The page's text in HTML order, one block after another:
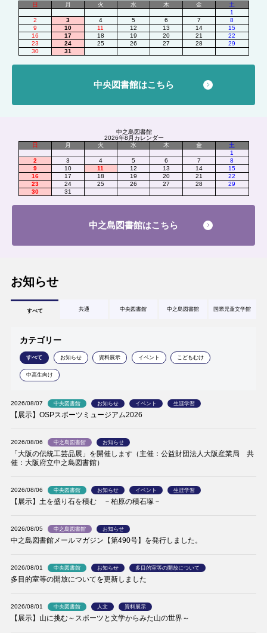
日 月 火 水 木 金
土
1
2
3 4 5 6 7
8
9
10 11 12 13 14
15
16
17 18 19 20 21
22
23
24 25 26 27 28
29
30
31
中央図書館はこちら
中之島図書館
2026年8月カレンダー
日
月 火 水 木 金
土
1
2
3 4 5 6 7
8
9
10 11 12 13 14
15
16
17 18 19 20 21
22
23
24 25 26 27 28
29
30
31
中之島図書館はこちら
お知らせ
すべて 共通 中央図書館 中之島図書館 国際児童文学館
カテゴリー
すべて お知らせ 資料展示 イベント こどもむけ
中高生向け
2026/08/07 中央図書館 お知らせ イベント 生涯学習
【展示】OSPスポーツミュージアム2026
2026/08/06 中之島図書館 お知らせ
「大阪の伝統工芸品展」を開催します（主催：公益財団法人大阪産業局 共
催：大阪府立中之島図書館）
2026/08/06 中央図書館 お知らせ イベント 生涯学習
【展示】土を盛り石を積む －柏原の積石塚－
2026/08/05 中之島図書館 お知らせ
中之島図書館メールマガジン【第490号】を発行しました。
2026/08/01 中央図書館 お知らせ 多目的室等の開放について
多目的室等の開放についてを更新しました
2026/08/01 中央図書館 人文 資料展示
【展示】山に挑む～スポーツと文学からみた山の世界～